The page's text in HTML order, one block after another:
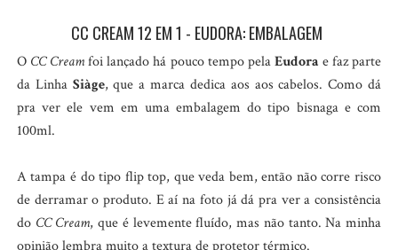
CC CREAM 12 EM 1 - EUDORA: EMBALAGEM
O CC Creamfoi lançado há pouco tempo pelaEudora e faz parte
da Linha Siàge, que a marca dedica aos aos cabelos. Como dá
pra ver ele vem em uma embalagem do tipo bisnaga e com
100ml.
A tampa é do tipo flip top, que veda bem, então não corre risco
de derramar o produto. E aí na foto já dá pra ver a consistência
do CC Cream, que é levemente fluído, mas não tanto. Na minha
opinião lembra muito a textura de protetor térmico.